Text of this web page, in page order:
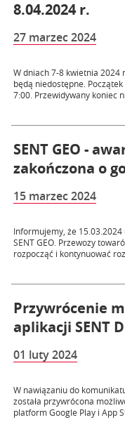
8.04.2024 r.
27 marzec 2024
W dniach 7-8 kwietnia 2024
będą niedostępne.
7:00. Przewidywany koniec
SENT GEO -
zakończona o
15 marzec 2024
Informujemy, że
SENT GEO. Przewozy
rozpocząć i kontynuować
Przywrócenie
aplikacji SENT
01 luty 2024
W nawiązaniu do
została przywrócona
platform Google Play i App